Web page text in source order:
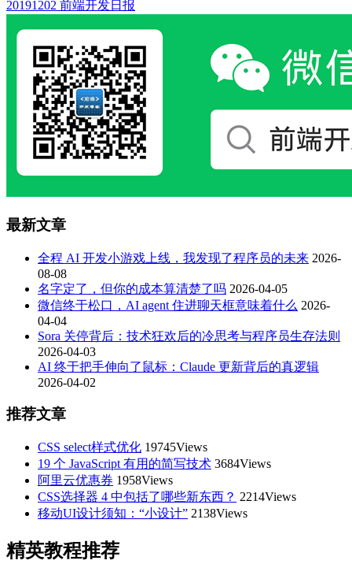
20191202 前端开发日报
最新文章
全程 AI 开发小游戏上线，我发现了程序员的未来 2026-
08-08
名字定了，但你的成本算清楚了吗 2026-04-05
微信终于松口，AI agent 住进聊天框意味着什么 2026-
04-04
Sora 关停背后：技术狂欢后的冷思考与程序员生存法则
2026-04-03
AI 终于把手伸向了鼠标：Claude 更新背后的真逻辑
2026-04-02
推荐文章
CSS select样式优化 19745Views
19 个 JavaScript 有用的简写技术 3684Views
阿里云优惠券 1958Views
CSS选择器 4 中包括了哪些新东西？ 2214Views
移动UI设计须知：“小设计” 2138Views
精英教程推荐